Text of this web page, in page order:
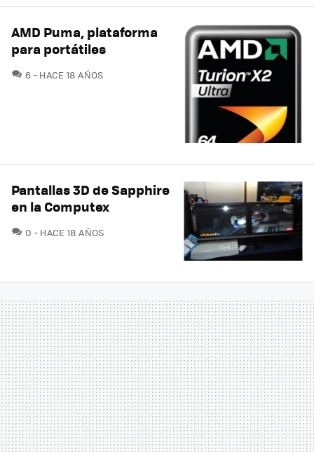
AMD Puma, plataforma
para portátiles
6 COMENTARIOS
HACE 18 AÑOS
Pantallas 3D de Sapphire
en la Computex
0 COMENTARIOS
HACE 18 AÑOS